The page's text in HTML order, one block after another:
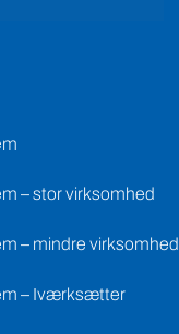
– stor virksomhed
– mindre virksomhed
– Iværksætter